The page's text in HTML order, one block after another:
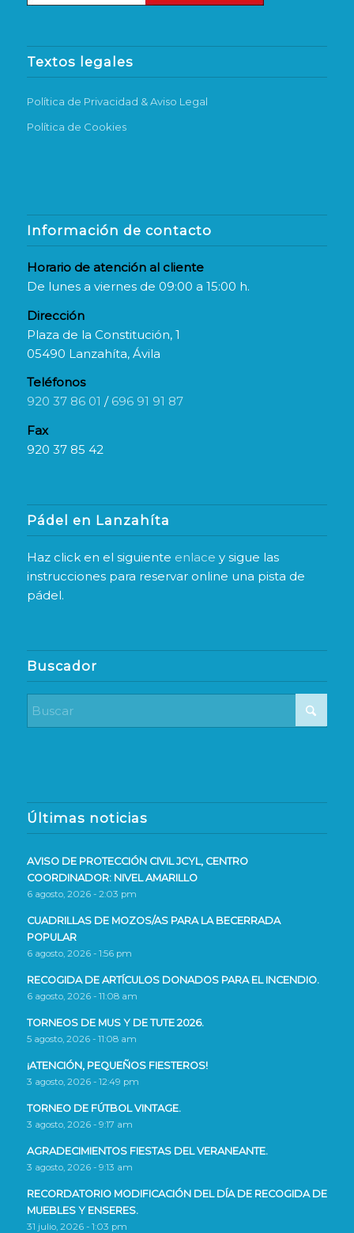
Textos legales
Política de Privacidad & Aviso Legal
Política de Cookies
Información de contacto
Horario de atención al cliente
De lunes a viernes de 09:00 a 15:00 h.
Dirección
Plaza de la Constitución, 1
05490 Lanzahíta, Ávila
Teléfonos
920 37 86 01 / 696 91 91 87
Fax
920 37 85 42
Pádel en Lanzahíta
Haz click en el siguiente enlace y sigue las
instrucciones para reservar online una pista de
pádel.
Buscador
Últimas noticias
AVISO DE PROTECCIÓN CIVIL JCYL, CENTRO
COORDINADOR: NIVEL AMARILLO
6 agosto, 2026 - 2:03 pm
CUADRILLAS DE MOZOS/AS PARA LA BECERRADA
POPULAR
6 agosto, 2026 - 1:56 pm
RECOGIDA DE ARTÍCULOS DONADOS PARA EL INCENDIO.
6 agosto, 2026 - 11:08 am
TORNEOS DE MUS Y DE TUTE 2026.
5 agosto, 2026 - 11:08 am
¡ATENCIÓN, PEQUEÑOS FIESTEROS!
3 agosto, 2026 - 12:49 pm
TORNEO DE FÚTBOL VINTAGE.
3 agosto, 2026 - 9:17 am
AGRADECIMIENTOS FIESTAS DEL VERANEANTE.
3 agosto, 2026 - 9:13 am
RECORDATORIO MODIFICACIÓN DEL DÍA DE RECOGIDA DE
MUEBLES Y ENSERES.
31 julio, 2026 - 1:03 pm